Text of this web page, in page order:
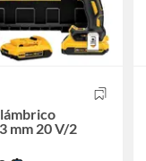
mm 20 V/2